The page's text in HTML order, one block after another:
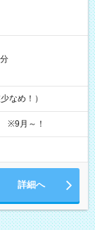
なめ！）
※9月～！
詳細へ